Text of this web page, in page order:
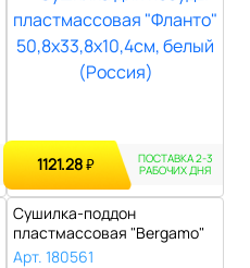
1121.28₽ ПОСТАВКА 2-3
РАБОЧИХ ДНЯ
Сушилка-поддон
пластмассовая "Bergamo"
34,5х24,5х2см, о..
Арт. 180561